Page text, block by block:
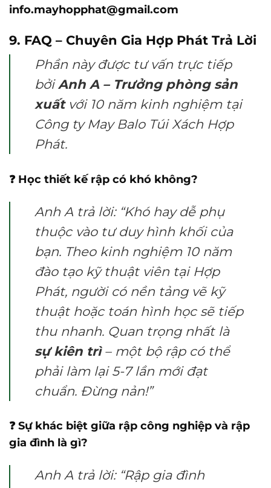
info.mayhopphat@gmail.com
9. FAQ – Chuyên Gia Hợp Phát Trả Lời
Phần này được tư vấn trực tiếp
bởiAnh A – Trưởng phòng sản
xuấtvới 10 năm kinh nghiệm tại
Công ty May Balo Túi Xách Hợp
Phát.
❓ Học thiết kế rập có khó không?
Anh A trả lời: “Khó hay dễ phụ
thuộc vào tư duy hình khối của
bạn. Theo kinh nghiệm 10 năm
đào tạo kỹ thuật viên tại Hợp
Phát, người có nền tảng vẽ kỹ
thuật hoặc toán hình học sẽ tiếp
thu nhanh. Quan trọng nhất là
sự kiên trì– một bộ rập có thể
phải làm lại 5-7 lần mới đạt
chuẩn. Đừng nản!”
❓ Sự khác biệt giữa rập công nghiệp và rập
gia đình là gì?
Anh A trả lời: “Rập gia đình